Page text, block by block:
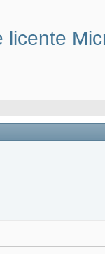
licente